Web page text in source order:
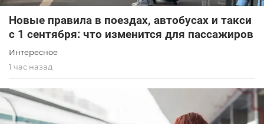
Новые правила в поездах, автобусах и такси
с 1 сентября: что изменится для пассажиров
Интересное
1 час назад